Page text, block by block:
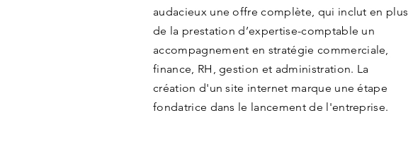
audacieux une offre complète, qui inclut en plus
de la prestation d’expertise-comptable un
accompagnement en stratégie commerciale,
finance, RH, gestion et administration. La
création d'un site internet marque une étape
fondatrice dans le lancement de l'entreprise.